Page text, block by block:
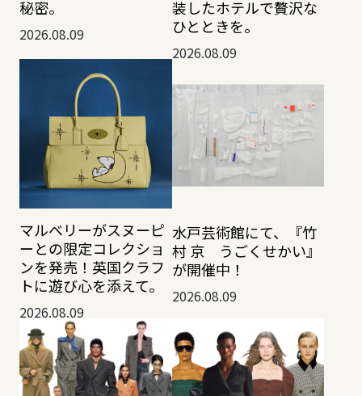
秘密。
2026.08.09
装したホテルで贅沢な
ひとときを。
2026.08.09
マルベリーがスヌーピ
ーとの限定コレクショ
ンを発売！英国クラフ
トに遊び心を添えて。
2026.08.09
水戸芸術館にて、『竹
村 京 うごくせかい』
が開催中！
2026.08.09